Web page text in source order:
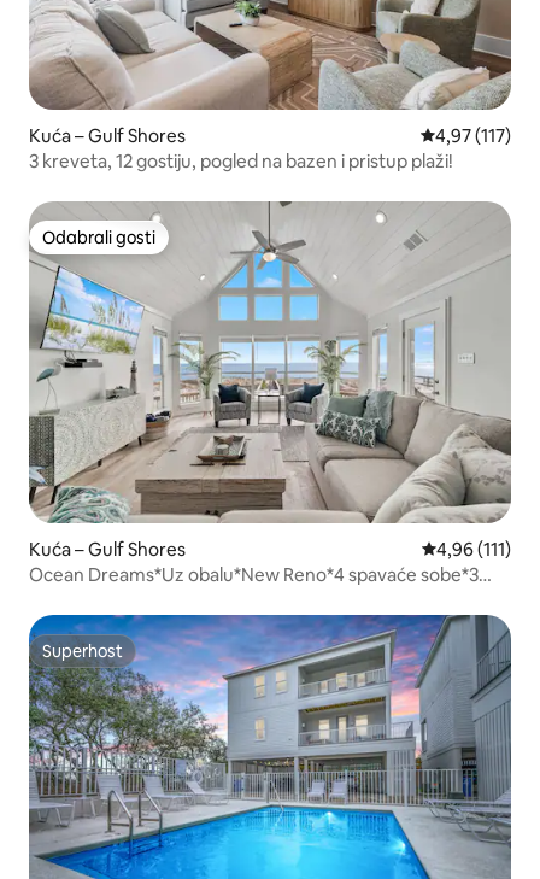
Kuća – Gulf Shores Prosječna
4,97 (117)
3 kreveta, 12 gostiju, pogled na bazen i pristup plaži!
Odabrali gosti
Odabrali gosti
Kuća – Gulf Shores Prosječna
4,96 (111)
Ocean Dreams*Uz obalu*New Reno*4 spavaće sobe*3
Superhost
Superhost